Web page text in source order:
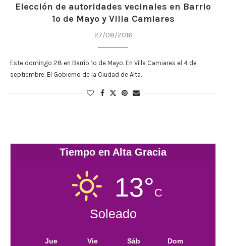
Elección de autoridades vecinales en Barrio
1º de Mayo y Villa Camiares
27/08/2016
Este domingo 28 en Barrio 1º de Mayo. En Villa Camiares el 4 de
septiembre. El Gobierno de la Ciudad de Alta…
Tiempo en Alta Gracia
13°C
Soleado
Jue Vie Sáb Dom